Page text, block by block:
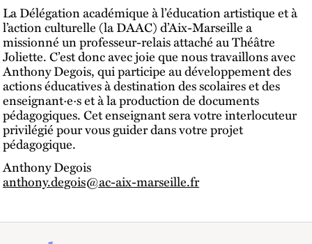
La Délégation académique à l’éducation artistique et à
l’action culturelle (la DAAC) d’Aix-Marseille a
missionné un professeur-relais attaché au Théâtre
Joliette. C’est donc avec joie que nous travaillons avec
Anthony Degois, qui participe au développement des
actions éducatives à destination des scolaires et des
enseignant·e·s et à la production de documents
pédagogiques. Cet enseignant sera votre interlocuteur
privilégié pour vous guider dans votre projet
pédagogique.
Anthony Degois
anthony.degois@ac-aix-marseille.fr